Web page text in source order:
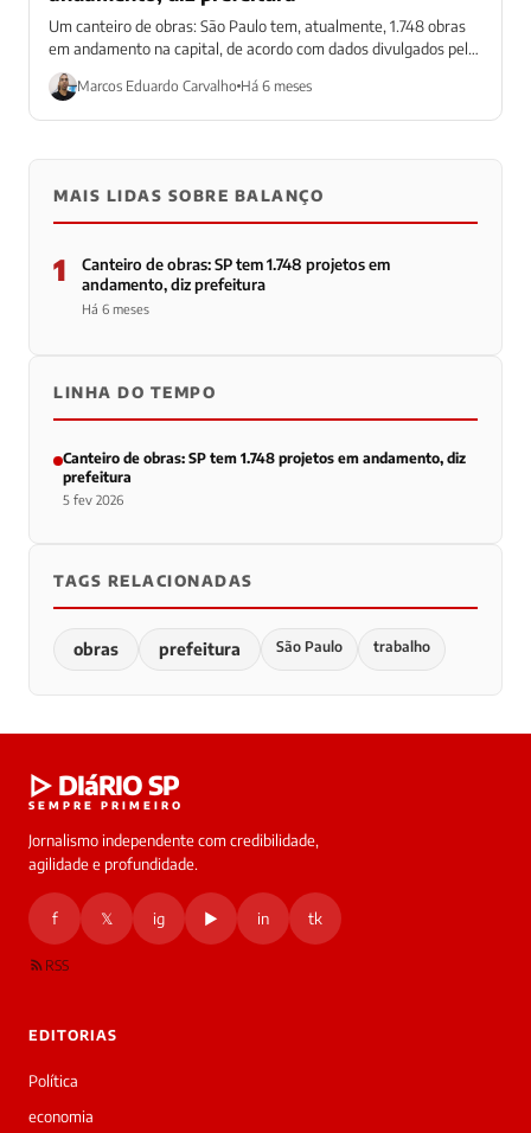
Um canteiro de obras: São Paulo tem, atualmente, 1.748 obras
em andamento na capital, de acordo com dados divulgados pela
própria prefeitura....
Marcos Eduardo Carvalho Há 6 meses
MAIS LIDAS SOBRE BALANÇO
1
Canteiro de obras: SP tem 1.748 projetos em
andamento, diz prefeitura
Há 6 meses
LINHA DO TEMPO
Canteiro de obras: SP tem 1.748 projetos em andamento, diz
prefeitura
5 fev 2026
TAGS RELACIONADAS
obras prefeitura São Paulo trabalho
▷ DIáRIO SP
SEMPRE PRIMEIRO
Jornalismo independente com credibilidade,
agilidade e profundidade.
f 𝕏 ig ▶ in tk
RSS
EDITORIAS
Política
economia